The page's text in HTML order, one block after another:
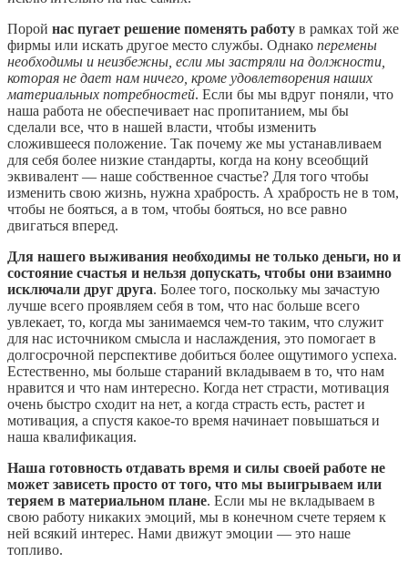
Порой нас пугает решение поменять работу в рамках той же
фирмы или искать другое место службы. Однако перемены
необходимы и неизбежны, если мы застряли на должности,
которая не дает нам ничего, кроме удовлетворения наших
материальных потребностей. Если бы мы вдруг поняли, что
наша работа не обеспечивает нас пропитанием, мы бы
сделали все, что в нашей власти, чтобы изменить
сложившееся положение. Так почему же мы устанавливаем
для себя более низкие стандарты, когда на кону всеобщий
эквивалент — наше собственное счастье? Для того чтобы
изменить свою жизнь, нужна храбрость. А храбрость не в том,
чтобы не бояться, а в том, чтобы бояться, но все равно
двигаться вперед.
Для нашего выживания необходимы не только деньги, но и
состояние счастья и нельзя допускать, чтобы они взаимно
исключали друг друга. Более того, поскольку мы зачастую
лучше всего проявляем себя в том, что нас больше всего
увлекает, то, когда мы занимаемся чем-то таким, что служит
для нас источником смысла и наслаждения, это помогает в
долгосрочной перспективе добиться более ощутимого успеха.
Естественно, мы больше стараний вкладываем в то, что нам
нравится и что нам интересно. Когда нет страсти, мотивация
очень быстро сходит на нет, а когда страсть есть, растет и
мотивация, а спустя какое-то время начинает повышаться и
наша квалификация.
Наша готовность отдавать время и силы своей работе не
может зависеть просто от того, что мы выигрываем или
теряем в материальном плане. Если мы не вкладываем в
свою работу никаких эмоций, мы в конечном счете теряем к
ней всякий интерес. Нами движут эмоции — это наше
топливо.